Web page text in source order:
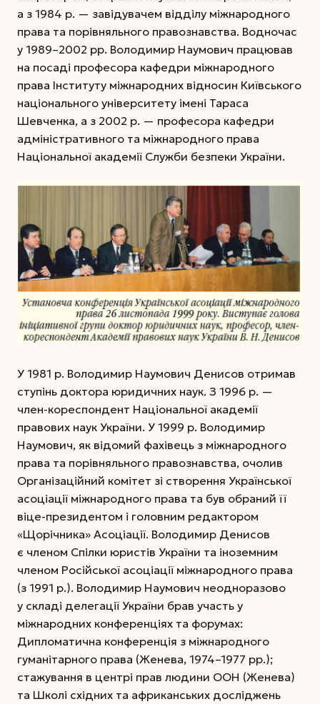
а з 1984 р. — завідувачем відділу міжнародного
права та порівняльного правознавства. Водночас
у 1989–2002 рр. Володимир Наумович працював
на посаді професора кафедри міжнародного
права Інституту міжнародних відносин Київського
національного університету імені Тараса
Шевченка, а з 2002 р. — професора кафедри
адміністративного та міжнародного права
Національної академії Служби безпеки України.
У 1981 р. Володимир Наумович Денисов отримав
ступінь доктора юридичних наук. З 1996 р. —
член-кореспондент Національної академії
правових наук України. У 1999 р. Володимир
Наумович, як відомий фахівець з міжнародного
права та порівняльного правознавства, очолив
Організаційний комітет зі створення Української
асоціації міжнародного права та був обраний її
віце-президентом і голов­ним редактором
«Щорічника» Асоціації. Володимир Денисов
є членом Спілки юристів України та іноземним
членом Російської асоціації міжнародного права
(з 1991 р.). Володимир Наумович неодноразово
у складі делегації України брав участь у
міжнародних конференціях та форумах:
Дипломатична конференція з міжнародного
гуманітарного права (Женева, 1974–1977 рр.);
стажування в центрі прав людини ООН (Женева)
та Школі східних та африканських досліджень